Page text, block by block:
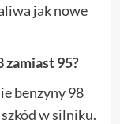
jak nowe
zamiast 95?
benzyny 98
w silniku.